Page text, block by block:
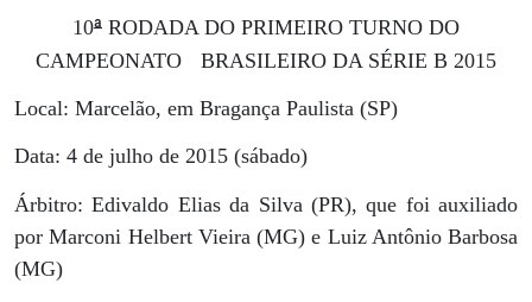
10ª RODADA DO PRIMEIRO TURNO DO
CAMPEONATO
BRASILEIRO DA SÉRIE B 2015
Local: Marcelão, em Bragança Paulista (SP)
Data: 4 de julho de 2015 (sábado)
Árbitro: Edivaldo Elias da Silva (PR), que foi auxiliado
por Marconi Helbert Vieira (MG) e Luiz Antônio Barbosa
(MG)